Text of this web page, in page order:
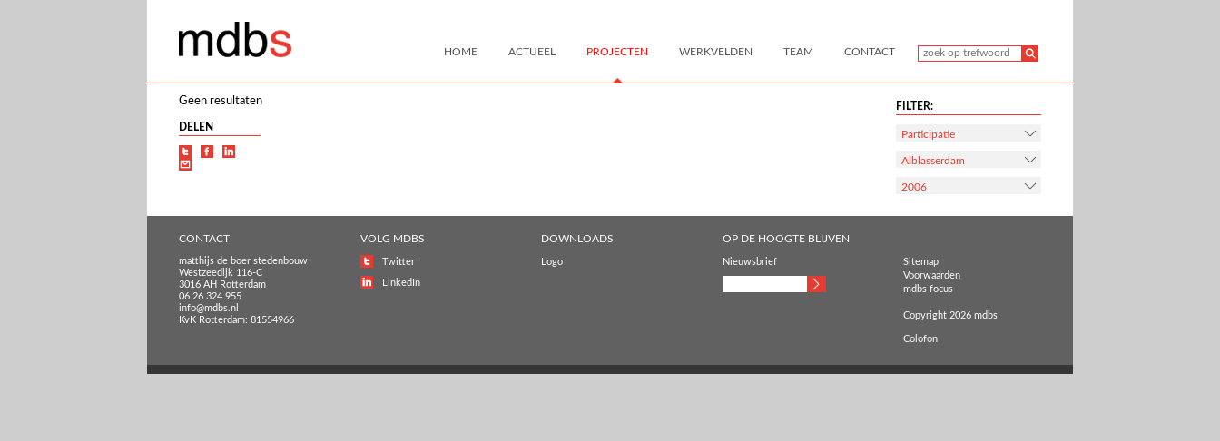
HOME ACTUEEL PROJECTEN WERKVELDEN TEAM CONTACT
Geen resultaten
DELEN
FILTER:
Participatie
Alblasserdam
2006
CONTACT
matthijs de boer stedenbouw
Westzeedijk 116-C
3016 AH Rotterdam
06 26 324 955
info@mdbs.nl
KvK Rotterdam: 81554966
VOLG MDBS
Twitter
LinkedIn
DOWNLOADS
Logo
OP DE HOOGTE BLIJVEN
Nieuwsbrief
Sitemap
Voorwaarden
mdbs focus
Copyright 2026 mdbs
Colofon